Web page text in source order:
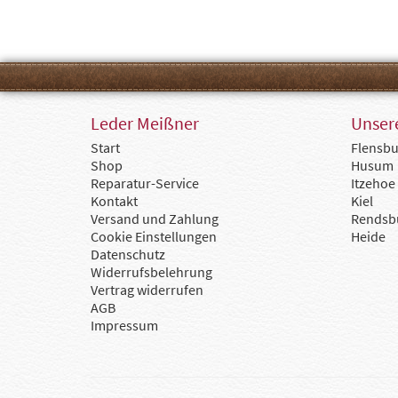
Leder Meißner
Start
Shop
Reparatur-Service
Kontakt
Versand und Zahlung
Cookie Einstellungen
Datenschutz
Widerrufsbelehrung
Vertrag widerrufen
AGB
Impressum
Husum
Itzehoe
Kiel
Heide